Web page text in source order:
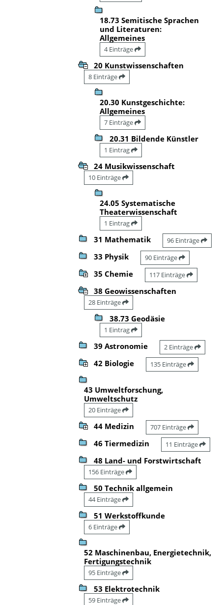
18.73 Semitische Sprachen
und Literaturen:
Allgemeines
4 Einträge
20 Kunstwissenschaften
8 Einträge
20.30 Kunstgeschichte:
Allgemeines
7 Einträge
20.31 Bildende Künstler
1 Eintrag
24 Musikwissenschaft
10 Einträge
24.05 Systematische
Theaterwissenschaft
1 Eintrag
31 Mathematik 96 Einträge
33 Physik 90 Einträge
35 Chemie 117 Einträge
38 Geowissenschaften
28 Einträge
38.73 Geodäsie
1 Eintrag
39 Astronomie 2 Einträge
42 Biologie 135 Einträge
43 Umweltforschung,
Umweltschutz
20 Einträge
44 Medizin 707 Einträge
46 Tiermedizin 11 Einträge
48 Land- und Forstwirtschaft
156 Einträge
50 Technik allgemein
44 Einträge
51 Werkstoffkunde
6 Einträge
52 Maschinenbau, Energietechnik,
Fertigungstechnik
95 Einträge
53 Elektrotechnik
59 Einträge